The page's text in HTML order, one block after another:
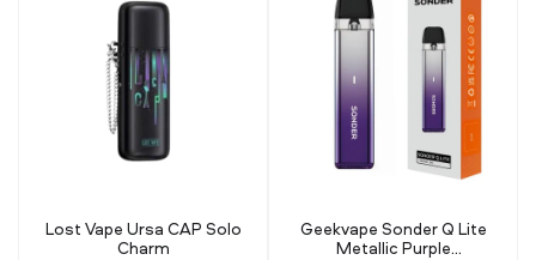
Geekvape Sonder Q Lite
Metallic Purple
Lost Vape Ursa CAP
Infinity Black